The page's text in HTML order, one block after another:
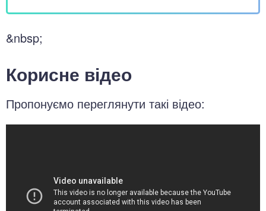
&nbsp;
Корисне відео
Пропонуємо переглянути такі відео: